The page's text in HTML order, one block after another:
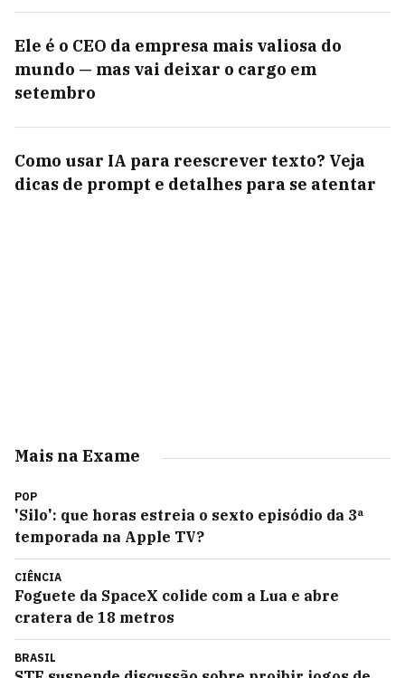
Ele é o CEO da empresa mais valiosa do
mundo — mas vai deixar o cargo em
setembro
Como usar IA para reescrever texto? Veja
dicas de prompt e detalhes para se atentar
Mais na Exame
POP
'Silo': que horas estreia o sexto episódio da 3ª
temporada na Apple TV?
CIÊNCIA
Foguete da SpaceX colide com a Lua e abre
cratera de 18 metros
BRASIL